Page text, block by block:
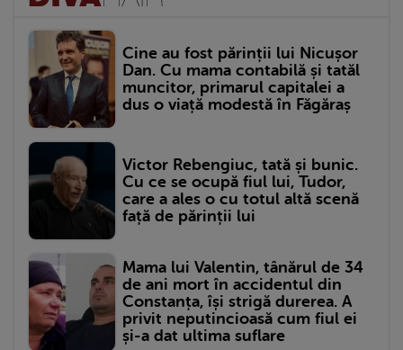
Cine au fost părinții lui Nicușor
Dan. Cu mama contabilă și tatăl
muncitor, primarul capitalei a
dus o viață modestă în Făgăraș
Victor Rebengiuc, tată și bunic.
Cu ce se ocupă fiul lui, Tudor,
care a ales o cu totul altă scenă
față de părinții lui
Mama lui Valentin, tânărul de 34
de ani mort în accidentul din
Constanța, își strigă durerea. A
privit neputincioasă cum fiul ei
și-a dat ultima suflare